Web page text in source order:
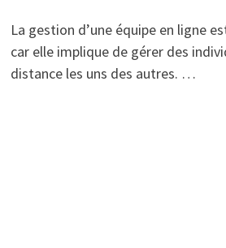
La gestion d’une équipe en ligne
car elle implique de gérer des
distance les uns des autres. …